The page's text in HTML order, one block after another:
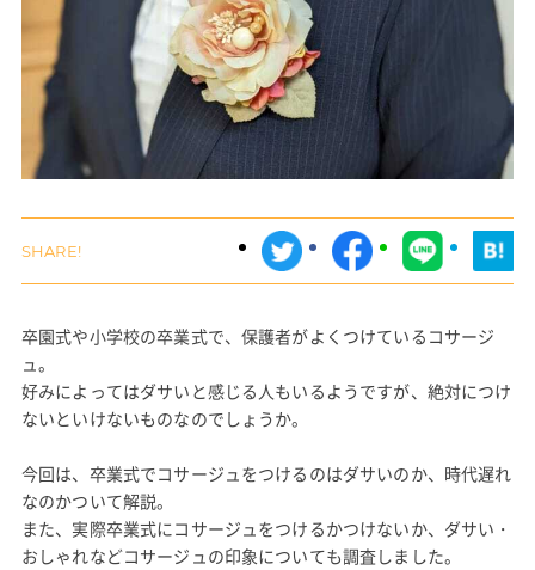
卒園式や小学校の卒業式で、保護者がよくつけているコサージ
ュ。
好みによってはダサいと感じる人もいるようですが、絶対につけ
ないといけないものなのでしょうか。
今回は、卒業式でコサージュをつけるのはダサいのか、時代遅れ
なのかついて解説。
また、実際卒業式にコサージュをつけるかつけないか、ダサい・
おしゃれなどコサージュの印象についても調査しました。